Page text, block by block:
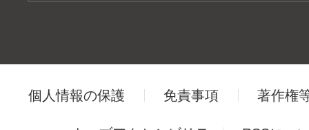
個人情報の保護 免責事項 著作権